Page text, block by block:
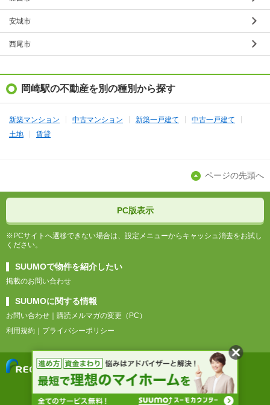
安城市
西尾市
岡崎駅の不動産を別の種別から探す
新築マンション 中古マンション 新築一戸建て
中古一戸建て
土地
賃貸
ページの先頭へ
PC版表示
※PCサイトへ遷移できない場合は、設定メニューからキャッシュ消去をお試し
ください。
SUUMOで物件を紹介したい
掲載のお問い合わせ
SUUMOに関する情報
お問い合わせ
購読メルマガの変更（PC）
利用規約
プライバシーポリシー